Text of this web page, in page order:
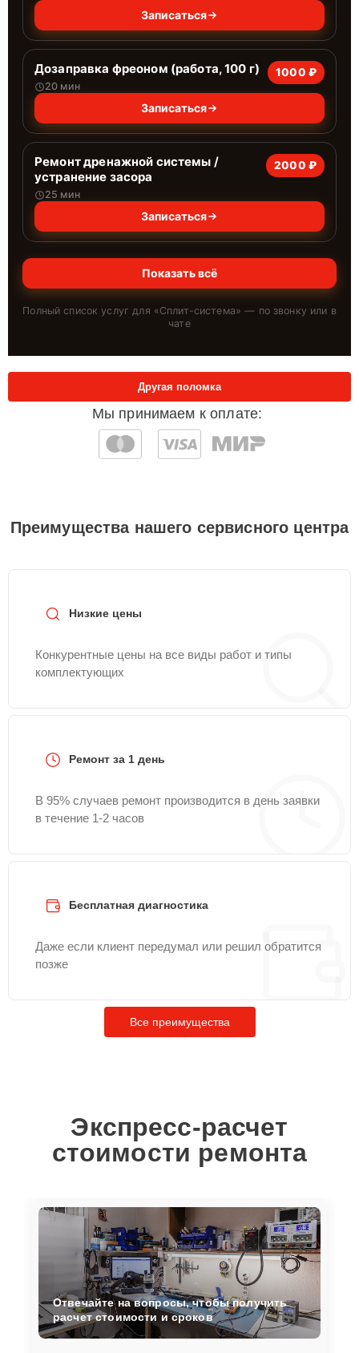
Записаться
Дозаправка фреоном (работа, 100 г)
20 мин
1000 ₽
Записаться
Ремонт дренажной системы /
устранение засора
25 мин
2000 ₽
Записаться
Показать всё
Полный список услуг для «Сплит-система» — по звонку или в
чате
Мы принимаем к оплате:
Другая поломка
Преимущества нашего сервисного центра
Низкие цены
Конкурентные цены на все виды работ и типы
комплектующих
Ремонт за 1 день
В 95% случаев ремонт производится в день заявки
в течение 1-2 часов
Бесплатная диагностика
Даже если клиент передумал или решил обратится
позже
Все преимущества
Экспресс-расчет
стоимости ремонта
Отвечайте на вопросы, чтобы получить
расчет стоимости и сроков